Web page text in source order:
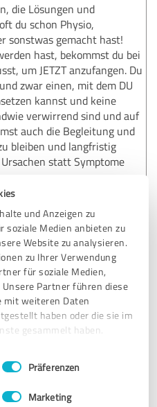
und Anzeigen zu
soziale Medien anbieten zu
Website zu analysieren.
zu Ihrer Verwendung
für soziale Medien,
Partner führen diese
mit weiteren Daten
haben oder die sie im
gesammelt haben.
Präferenzen
Marketing
die Lösungen und
du schon Physio,
sonstwas gemacht hast!
hast, bekommst du bei
um JETZT anzufangen. Du
zwar einen, mit dem DU
kannst und keine
verwirrend sind und auf
auch die Begleitung und
bleiben und langfristig
statt Symptome
zu:
Empfehlung